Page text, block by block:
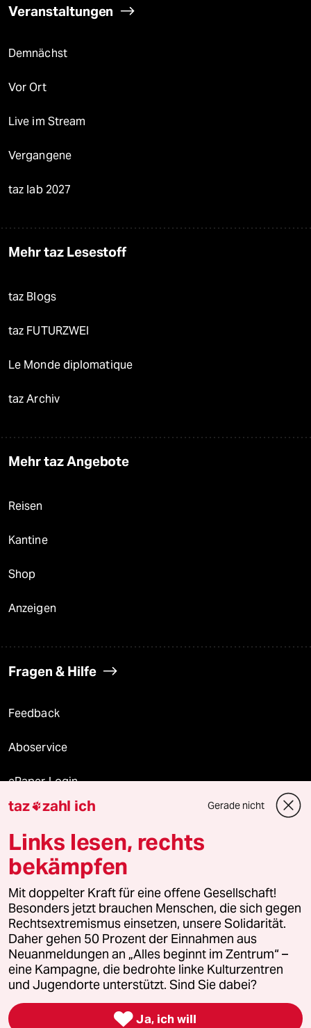
Veranstaltungen
Demnächst
Vor Ort
Live im Stream
Vergangene
taz lab 2027
Mehr taz Lesestoff
taz Blogs
taz FUTURZWEI
Le Monde diplomatique
taz Archiv
Mehr taz Angebote
Reisen
Kantine
Shop
Anzeigen
Fragen & Hilfe
Feedback
Aboservice
ePaper Login
Downloads für Abonnierende
© 2026 taz Verlags und Vertriebs GmbH
Alle Rechte vorbehalten. Bei rechtlichen Fragen oder für Genehmigungen
wenden Sie sich bitte an
lizenzen@taz.de
Feedback Redaktionsstatut Kommune-Richtlinien
Leitlinie Informant Datenschutz Impressum AGB
Seitenwende Einwilligungen widerrufen (Ads)
taz zahl ich Gerade nicht
Links lesen, rechts
bekämpfen
Mit doppelter Kraft für eine offene Gesellschaft!
Besonders jetzt brauchen Menschen, die sich gegen
Rechtsextremismus einsetzen, unsere Solidarität.
Daher gehen 50 Prozent der Einnahmen aus
Neuanmeldungen an „Alles beginnt im Zentrum“ –
eine Kampagne, die bedrohte linke Kulturzentren
und Jugendorte unterstützt. Sind Sie dabei?
 Ja, ich will